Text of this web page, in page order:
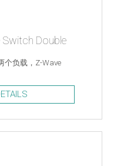
Double
个负载，Z-Wave